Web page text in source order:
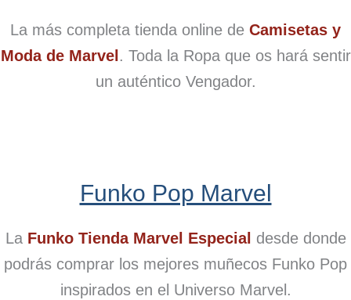
La más completa tienda online de Camisetas y
Moda de Marvel . Toda la Ropa que os hará sentir
un auténtico Vengador.
Funko Pop Marvel
La Funko Tienda Marvel Especial desde donde
podrás comprar los mejores muñecos Funko Pop
inspirados en el Universo Marvel.